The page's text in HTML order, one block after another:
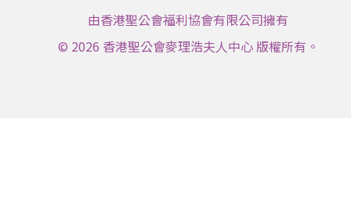
由香港聖公會福利協會有限公司擁有
© 2026 香港聖公會麥理浩夫人中心 版權所有。